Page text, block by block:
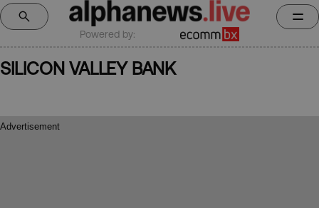
Powered by:
SILICON VALLEY BANK